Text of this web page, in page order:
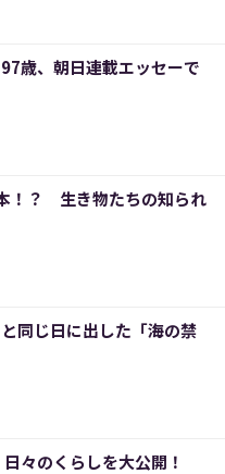
歳、朝日連載エッセーで
！？ 生き物たちの知られ
同じ日に出した「海の禁
々のくらしを大公開！